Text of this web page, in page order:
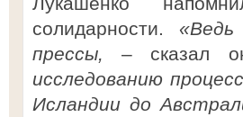
солидарности.«Ведь
прессы, – сказал
исследованию
Исландии до